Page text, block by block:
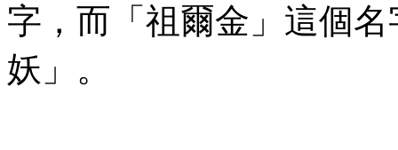
字，而「祖爾金」這個
妖」。